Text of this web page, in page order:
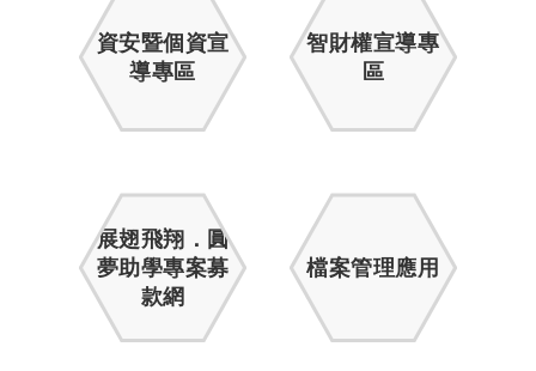
資安暨個資宣
導專區
智財權宣導專
區
展翅飛翔．圓
夢助學專案募
款網
檔案管理應用